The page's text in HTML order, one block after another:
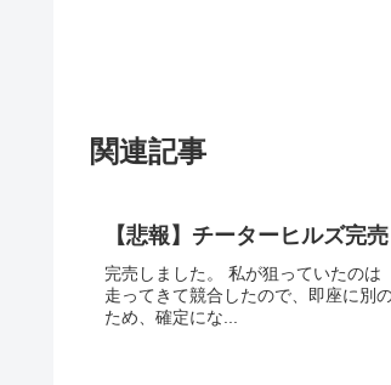
関連記事
【悲報】チーターヒルズ完売
完売しました。 私が狙っていたの
走ってきて競合したので、即座に別
ため、確定にな...